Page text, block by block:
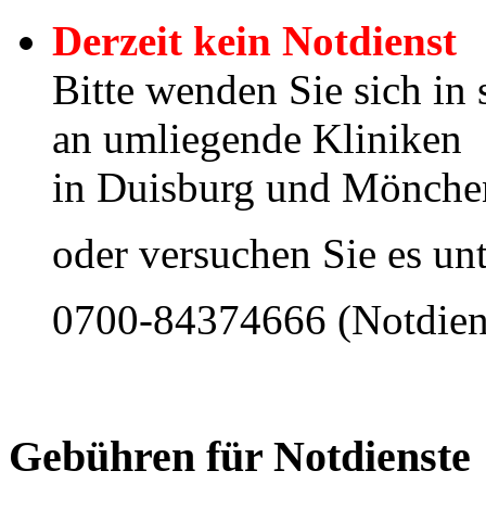
Derzeit kein Notdienst
Bitte wenden Sie sich in
an umliegende Kliniken
in Duisburg und
oder versuchen Sie es
0700-84374666
Gebühren für Notdienste